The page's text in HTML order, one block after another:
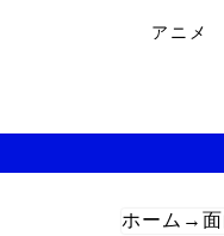
アニメ
ホーム →